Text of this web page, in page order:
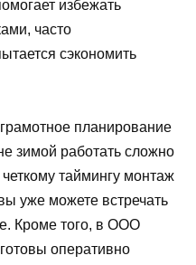
избежать
часто
сэкономить
планирование
зимой работать сложно
таймингу монтаж
уже можете встречать
Кроме того, в ООО
оперативно